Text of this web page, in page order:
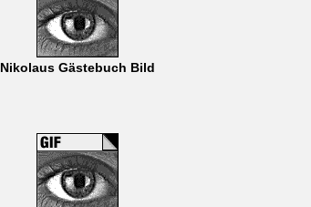
Nikolaus Gästebuch Bild